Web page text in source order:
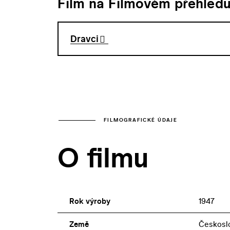
Dravci
FILMOGRAFICKÉ ÚDAJE
O filmu
Rok výroby 1947
Země